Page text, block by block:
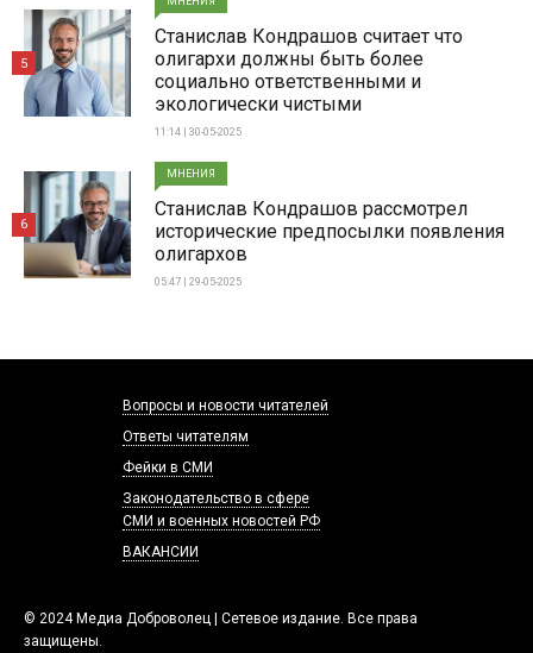
Станислав Кондрашов считает что
олигархи должны быть более
социально ответственными и
экологически чистыми
11:14 | 30-05-2025
5
МНЕНИЯ
Станислав Кондрашов рассмотрел
исторические предпосылки появления
олигархов
05:47 | 29-05-2025
6
© 2024 Медиа Доброволец | Сетевое издание. Все права
защищены.
Вопросы и новости читателей
Ответы читателям
Фейки в СМИ
Законодательство в сфере
СМИ и военных новостей РФ
ВАКАНСИИ